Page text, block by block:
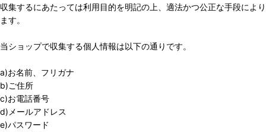
収集するにあたっては利用目的を明記の上、適法かつ公正な手段により
ます。
当ショップで収集する個人情報は以下の通りです。
a)お名前、フリガナ
b)ご住所
c)お電話番号
d)メールアドレス
e)パスワード